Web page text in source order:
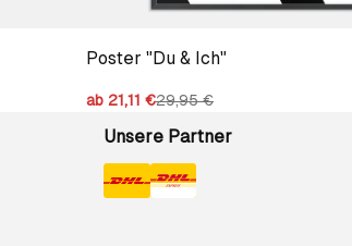
Poster "Du & Ich"
ab 21,11 €29,95 €
Unsere Partner